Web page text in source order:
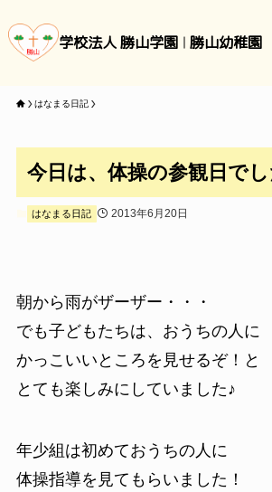
学校法人 勝山学園 勝山幼稚園
はなまる日記
今日は、体操の参観日でし
はなまる日記 2013年6月20日
朝から雨がザーザー・・・
でも子どもたちは、おうちの人に
かっこいいところを見せるぞ！と
とても楽しみにしていました♪
年少組は初めておうちの人に
体操指導を見てもらいました！